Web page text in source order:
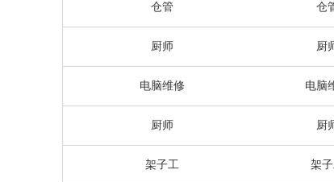
仓管 仓
厨师 厨
电脑维修 电脑
厨师 厨
架子工 架